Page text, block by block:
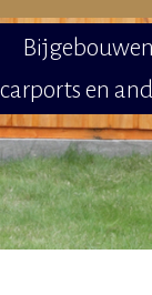
carports en